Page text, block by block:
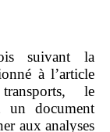
suivant la
à l’article
le
un document
aux analyses